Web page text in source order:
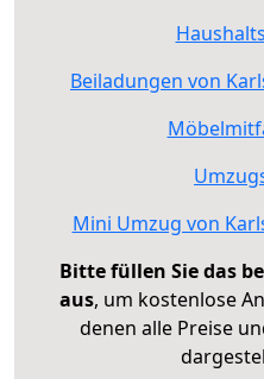
Beiladungen von
Mini Umzug von
Bitte füllen Sie das
aus, um kostenlose
denen alle Preise